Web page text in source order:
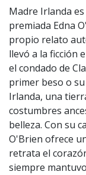
Madre Irlanda
premiada Edna
propio relato
llevó a la ficción
el condado de
primer beso o
Irlanda, una
costumbres
belleza. Con su
O'Brien ofrece
retrata el
siempre